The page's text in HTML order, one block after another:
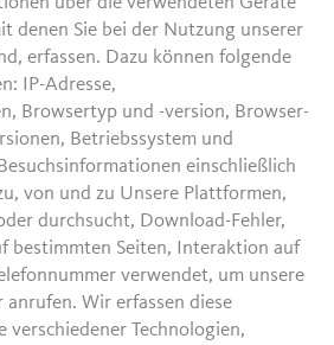
denen Sie bei der Nutzung unserer
erfassen. Dazu können folgende
IP-Adresse,
Browsertyp und -version, Browser-
Betriebssystem und
einschließlich
von und zu Unsere Plattformen,
durchsucht, Download-Fehler,
bestimmten Seiten, Interaktion auf
verwendet, um unsere
anrufen. Wir erfassen diese
verschiedener Technologien,